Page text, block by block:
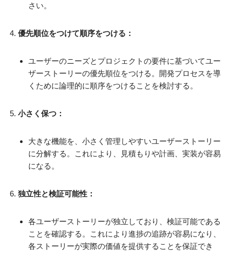
さい。
優先順位をつけて順序をつける：
ユーザーのニーズとプロジェクトの要件に基づいてユー
ザーストーリーの優先順位をつける。開発プロセスを導
くために論理的に順序をつけることを検討する。
小さく保つ：
大きな機能を、小さく管理しやすいユーザーストーリー
に分解する。これにより、見積もりや計画、実装が容易
になる。
独立性と検証可能性：
各ユーザーストーリーが独立しており、検証可能である
ことを確認する。これにより進捗の追跡が容易になり、
各ストーリーが実際の価値を提供することを保証でき